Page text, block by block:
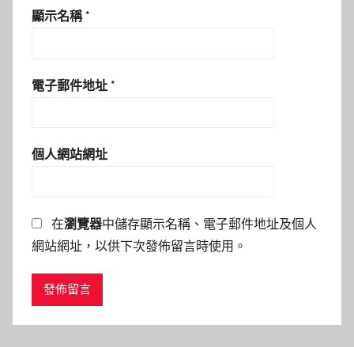
顯示名稱 *
電子郵件地址 *
個人網站網址
在瀏覽器中儲存顯示名稱、電子郵件地址及個人
網站網址，以供下次發佈留言時使用。